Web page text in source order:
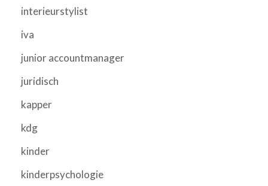
interieurstylist
iva
junior accountmanager
juridisch
kapper
kdg
kinder
kinderpsychologie